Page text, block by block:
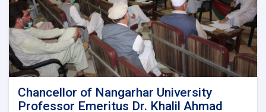
Chancellor of Nangarhar University
Professor Emeritus Dr. Khalil Ahmad